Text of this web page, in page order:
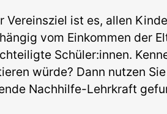
Vereinsziel ist es, allen
vom Einkommen der
Schüler:innen.
würde? Dann nutzen
Nachhilfe-Lehrkraft